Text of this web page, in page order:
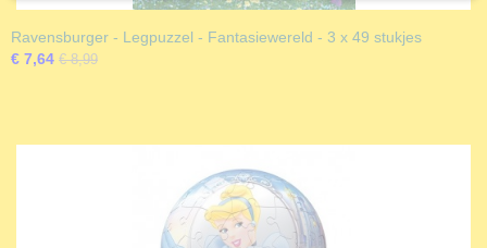
Ravensburger - Legpuzzel - Fantasiewereld - 3 x 49 stukjes
€ 7,64 € 8,99